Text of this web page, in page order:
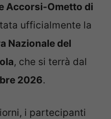
Accorsi-Ometto di
ufficialmente la
Nazionale del
, che si terrà dal
2026.
i partecipanti